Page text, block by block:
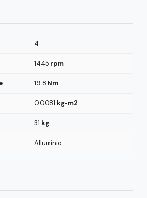
4
1445 rpm
19.8 Nm
0.0081 kg-m2
31 kg
Alluminio